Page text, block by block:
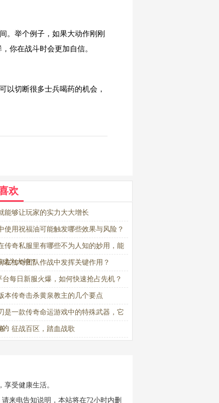
。举个例子，如果大动作刚刚
你在战斗时会更加自信。
以切断很多士兵喝药的机会，
欢
能够让玩家的实力大大增长
使用祝福油可能触发哪些效果与风险？
传奇私服里有哪些不为人知的妙用，能
成为大神？
在传奇团队作战中发挥关键作用？
台每日新服火爆，如何快速抢占先机？
本传奇击杀黄泉教主的几个要点
是一款传奇命运游戏中的特殊武器，它
的：征战百区，踏血战歌
受健康生活。
来电告知说明，本站将在72小时内删